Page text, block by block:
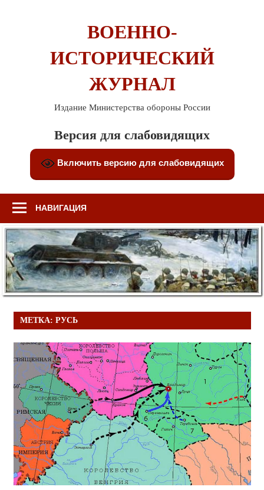
ВОЕННО-
ИСТОРИЧЕСКИЙ
ЖУРНАЛ
Издание Министерства обороны России
Версия для слабовидящих
Включить версию для слабовидящих
НАВИГАЦИЯ
МЕТКА: РУСЬ